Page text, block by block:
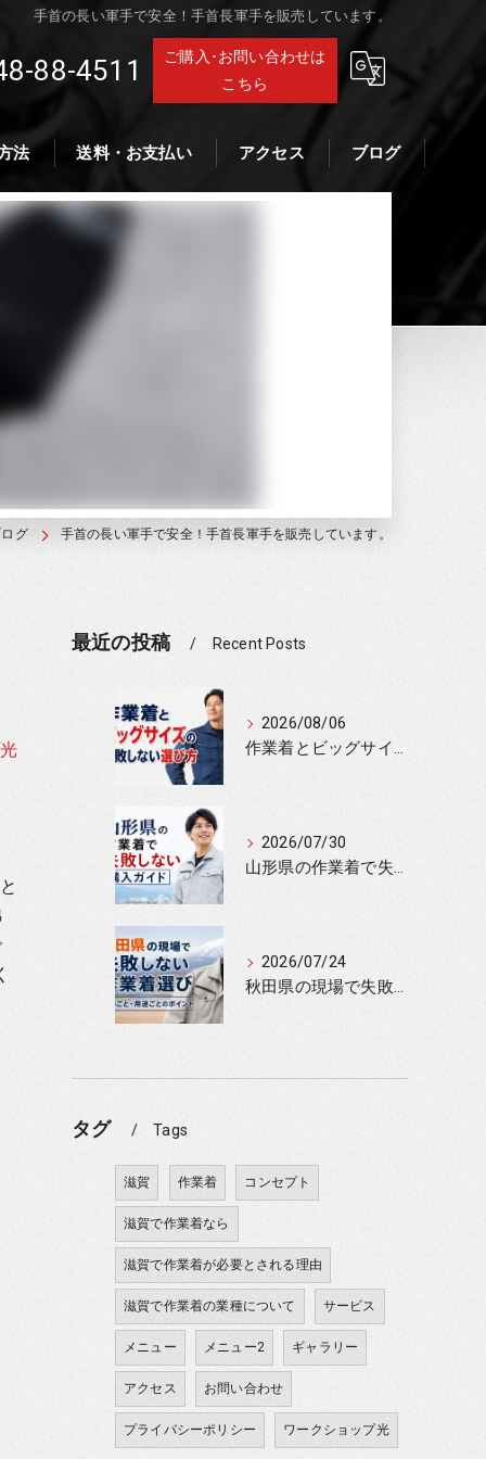
手首の長い軍手で安全！手首長軍手を販売しています。
88-4511
ご購入･お問い合わせは
こちら
法 送料・お支払い アクセス ブログ
グ 手首の長い軍手で安全！手首長軍手を販売しています。
最近の投稿 Recent Posts
2026/08/06
作業着とビッグサイズの失敗しない選び方
2026/07/30
山形県の作業着で失敗しない購入ガイド
2026/07/24
秋田県の現場で失敗しない作業着選び｜季節ごと・用途ごとのポイント
タグ Tags
滋賀 作業着 コンセプト
滋賀で作業着なら
滋賀で作業着が必要とされる理由
滋賀で作業着の業種について サービス
メニュー メニュー2 ギャラリー
アクセス お問い合わせ
プライバシーポリシー ワークショップ光